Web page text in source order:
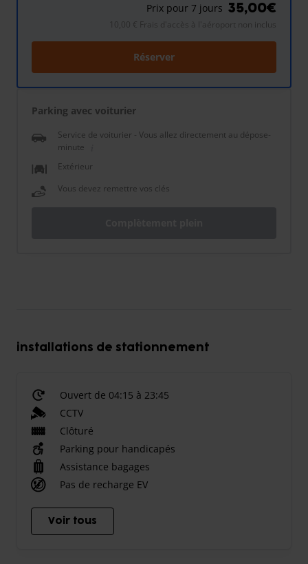
Prix pour 7 jours 35,00€
10,00 € Frais d'accès à l'aéroport non inclus
Réserver
Parking avec voiturier
Service de voiturier - Vous allez directement au dépose-
minute
Extérieur
Vous devez remettre vos clés
installations de stationnement
Ouvert de 04:15 à 23:45
CCTV
Clôturé
Parking pour handicapés
Assistance bagages
Pas de recharge EV
Voir tous